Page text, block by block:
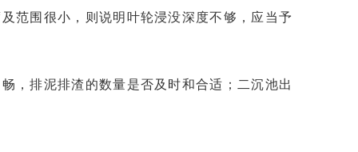
范围很小，则说明叶轮浸没深度不够，应当予
，排泥排渣的数量是否及时和合适；二沉池出